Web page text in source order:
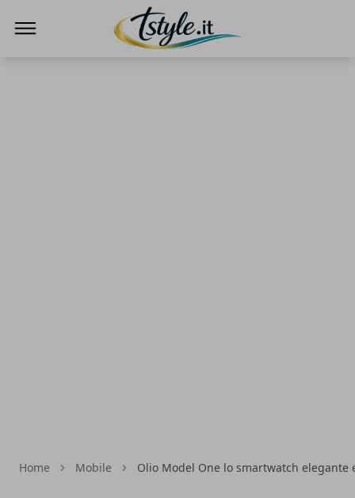
Home Mobile Olio Model One lo smartwatch elegante